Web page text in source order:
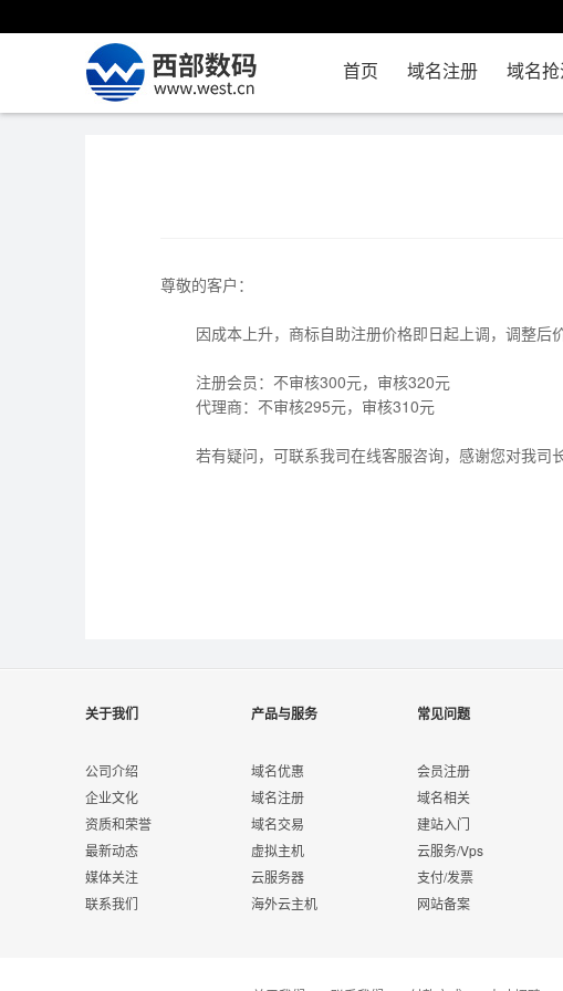
首页 域名注册 域名
尊敬的客户：
因成本上升，商标自助注册价格即日起上调，调整后价
注册会员：不审核300元，审核320元
代理商：不审核295元，审核310元
若有疑问，可联系我司在线客服咨询，感谢您对我司长
关于我们
公司介绍
企业文化
资质和荣誉
最新动态
媒体关注
联系我们
产品与服务
域名优惠
域名注册
域名交易
虚拟主机
云服务器
海外云主机
常见问题
会员注册
域名相关
建站入门
云服务/Vps
支付/发票
网站备案